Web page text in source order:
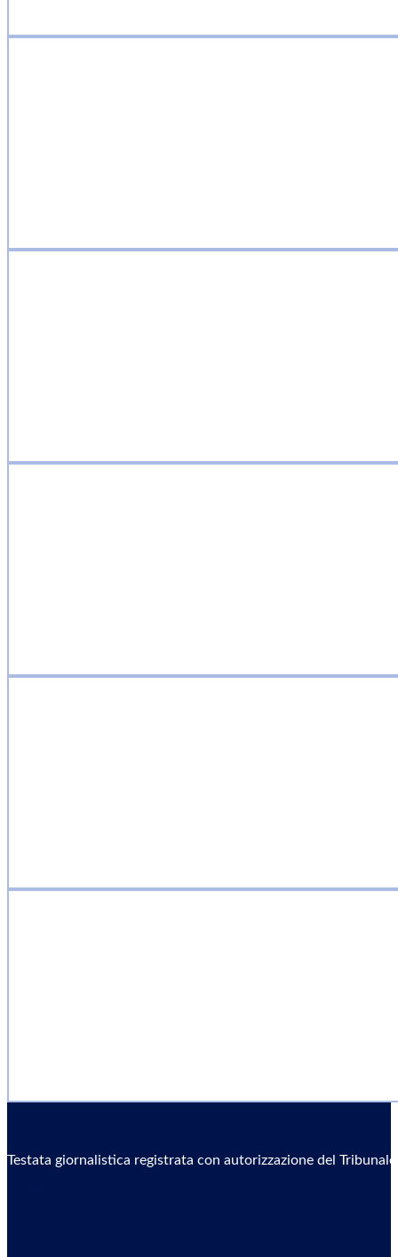
Testata giornalistica registrata con autorizzazione del